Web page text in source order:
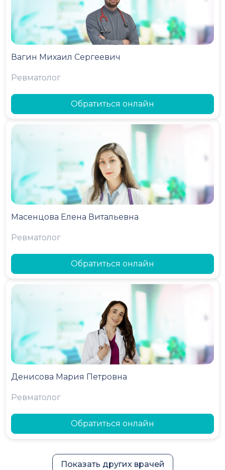
Вагин Михаил Сергеевич
Ревматолог
Обратиться онлайн
Масенцова Елена Витальевна
Ревматолог
Обратиться онлайн
Денисова Мария Петровна
Ревматолог
Обратиться онлайн
Показать других врачей